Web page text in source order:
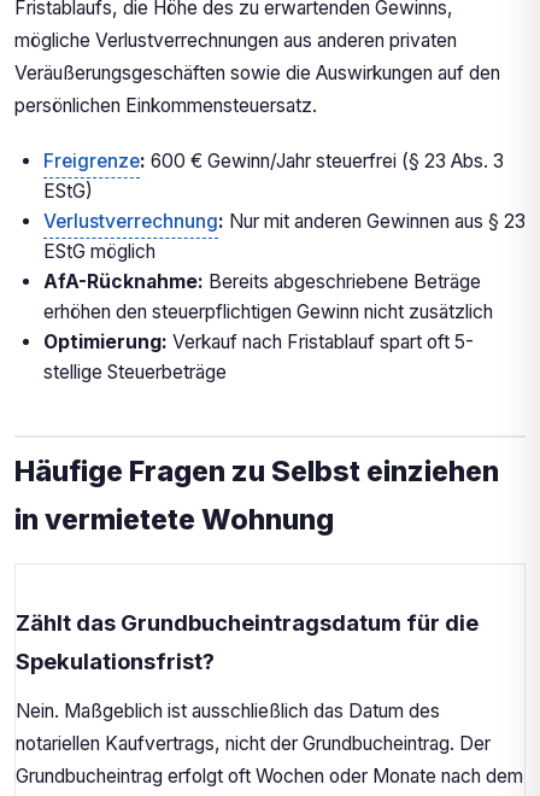
Fristablaufs, die Höhe des zu erwartenden Gewinns,
mögliche Verlustverrechnungen aus anderen privaten
Veräußerungsgeschäften sowie die Auswirkungen auf den
persönlichen Einkommensteuersatz.
Freigrenze: 600 € Gewinn/Jahr steuerfrei (§ 23 Abs. 3
EStG)
Verlustverrechnung: Nur mit anderen Gewinnen aus § 23
EStG möglich
AfA-Rücknahme: Bereits abgeschriebene Beträge
erhöhen den steuerpflichtigen Gewinn nicht zusätzlich
Optimierung: Verkauf nach Fristablauf spart oft 5-
stellige Steuerbeträge
Häufige Fragen zu Selbst einziehen
in vermietete Wohnung
Zählt das Grundbucheintragsdatum für die
Spekulationsfrist?
Nein. Maßgeblich ist ausschließlich das Datum des
notariellen Kaufvertrags, nicht der Grundbucheintrag. Der
Grundbucheintrag erfolgt oft Wochen oder Monate nach dem